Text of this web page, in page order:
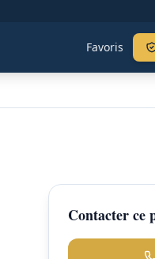
Favoris
Contacter ce